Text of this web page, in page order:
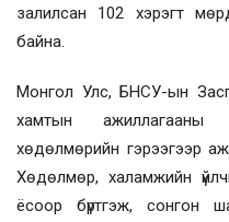
залилсан 102 хэрэгт
байна.
Монгол Улс, БНСУ-ын
хамтын ажиллагааны
хөдөлмөрийн гэрээгээр
Хөдөлмөр, халамжийн
ёсоор бүртгэж, сонгон